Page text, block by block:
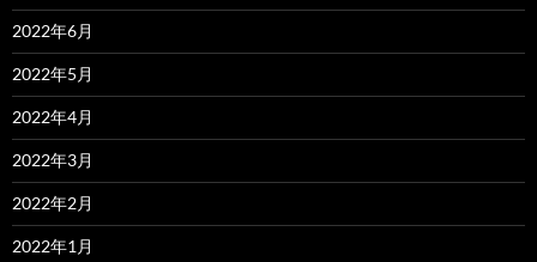
2022年6月
2022年5月
2022年4月
2022年3月
2022年2月
2022年1月